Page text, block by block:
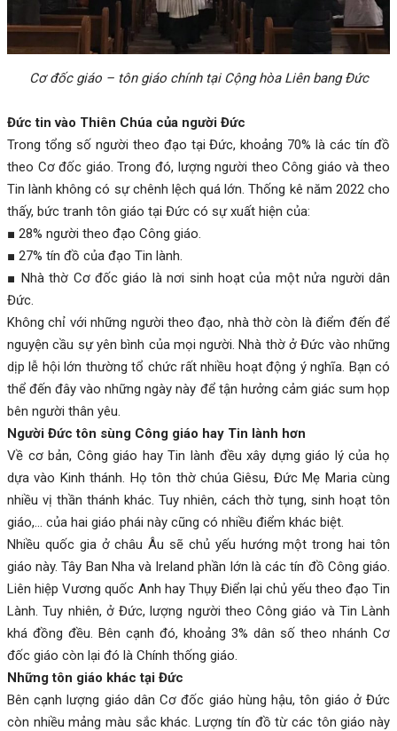
Cơ đốc giáo – tôn giáo chính tại Cộng hòa Liên bang Đức
Đức tin vào Thiên Chúa của người Đức
Trong tổng số người theo đạo tại Đức, khoảng 70% là các tín đồ
theo Cơ đốc giáo. Trong đó, lượng người theo Công giáo và theo
Tin lành không có sự chênh lệch quá lớn. Thống kê năm 2022 cho
thấy, bức tranh tôn giáo tại Đức có sự xuất hiện của:
■ 28% người theo đạo Công giáo.
■ 27% tín đồ của đạo Tin lành.
■ Nhà thờ Cơ đốc giáo là nơi sinh hoạt của một nửa người dân
Đức.
Không chỉ với những người theo đạo, nhà thờ còn là điểm đến để
nguyện cầu sự yên bình của mọi người. Nhà thờ ở Đức vào những
dịp lễ hội lớn thường tổ chức rất nhiều hoạt động ý nghĩa. Bạn có
thể đến đây vào những ngày này để tận hưởng cảm giác sum họp
bên người thân yêu.
Người Đức tôn sùng Công giáo hay Tin lành hơn
Về cơ bản, Công giáo hay Tin lành đều xây dựng giáo lý của họ
dựa vào Kinh thánh. Họ tôn thờ chúa Giêsu, Đức Mẹ Maria cùng
nhiều vị thần thánh khác. Tuy nhiên, cách thờ tụng, sinh hoạt tôn
giáo,… của hai giáo phái này cũng có nhiều điểm khác biệt.
Nhiều quốc gia ở châu Âu sẽ chủ yếu hướng một trong hai tôn
giáo này. Tây Ban Nha và Ireland phần lớn là các tín đồ Công giáo.
Liên hiệp Vương quốc Anh hay Thụy Điển lại chủ yếu theo đạo Tin
Lành. Tuy nhiên, ở Đức, lượng người theo Công giáo và Tin Lành
khá đồng đều. Bên cạnh đó, khoảng 3% dân số theo nhánh Cơ
đốc giáo còn lại đó là Chính thống giáo.
Những tôn giáo khác tại Đức
Bên cạnh lượng giáo dân Cơ đốc giáo hùng hậu, tôn giáo ở Đức
còn nhiều mảng màu sắc khác. Lượng tín đồ từ các tôn giáo này